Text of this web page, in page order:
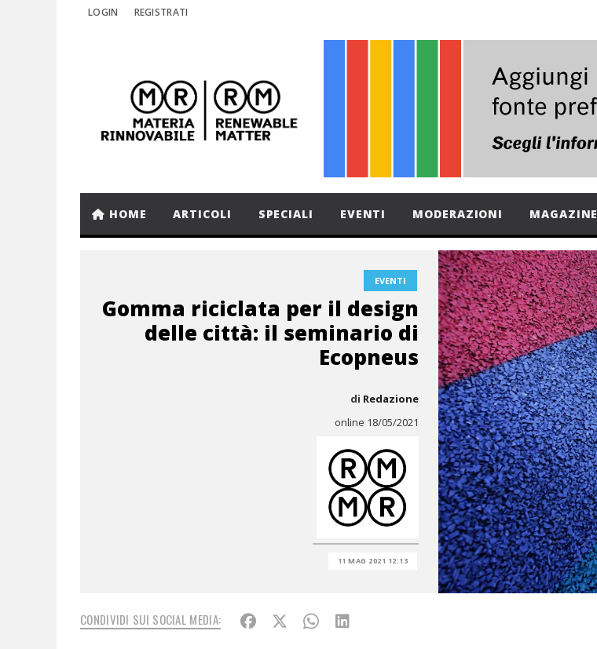
LOGIN REGISTRATI
HOME ARTICOLI SPECIALI EVENTI MODERAZIONI MAGAZINE
EVENTI
Gomma riciclata per il design
delle città: il seminario di
Ecopneus
di Redazione
online 18/05/2021
11 MAG 2021 12:13
CONDIVIDI SUI SOCIAL MEDIA: